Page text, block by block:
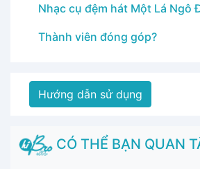
Nhạc cụ đệm hát Một Lá Ngô
Thành viên đóng góp?
Hướng dẫn sử dụng
CÓ THỂ BẠN QUAN